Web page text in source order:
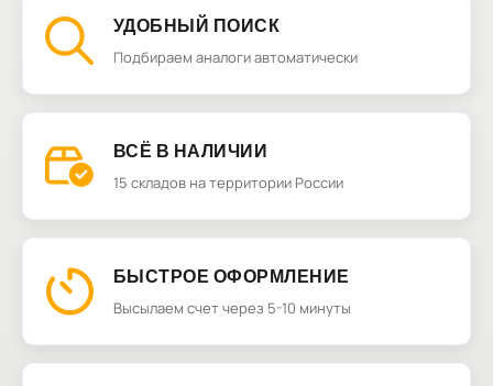
УДОБНЫЙ ПОИСК
Подбираем аналоги автоматически
ВСЁ В НАЛИЧИИ
15 складов на территории России
БЫСТРОЕ ОФОРМЛЕНИЕ
Высылаем счет через 5-10 минуты